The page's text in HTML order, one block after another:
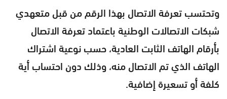
وتحتسب تعرفة الاتصال بهذا الرقم من قبل متعهدي
شبكات الاتصالات الوطنية باعتماد تعرفة الاتصال
بأرقام الهاتف الثابت العادية، حسب نوعية اشتراك
الهاتف الذي تم الاتصال منه، وذلك دون احتساب أية
كلفة أو تسعيرة إضافية.